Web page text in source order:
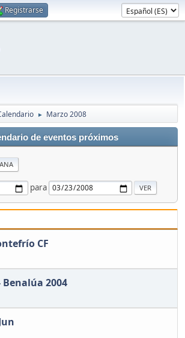
Registrarse
► Marzo 2008
de eventos próximos
para
CF
2004